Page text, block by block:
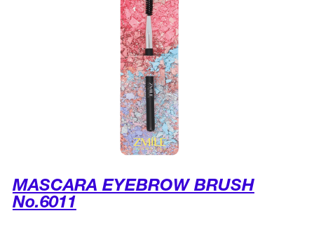
MASCARA EYEBROW BRUSH
No.6011